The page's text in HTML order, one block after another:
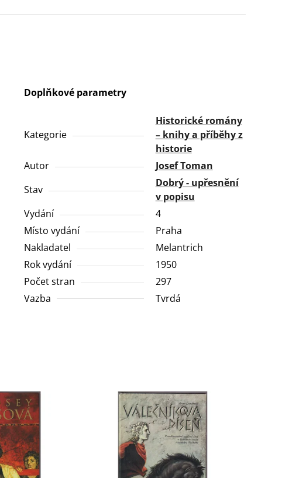
Doplňkové parametry
Kategorie
Historické romány
– knihy a příběhy z
historie
Autor
Josef Toman
Stav
Dobrý - upřesnění
v popisu
Vydání
4
Místo vydání
Praha
Nakladatel
Melantrich
Rok vydání
1950
Počet stran
297
Vazba
Tvrdá